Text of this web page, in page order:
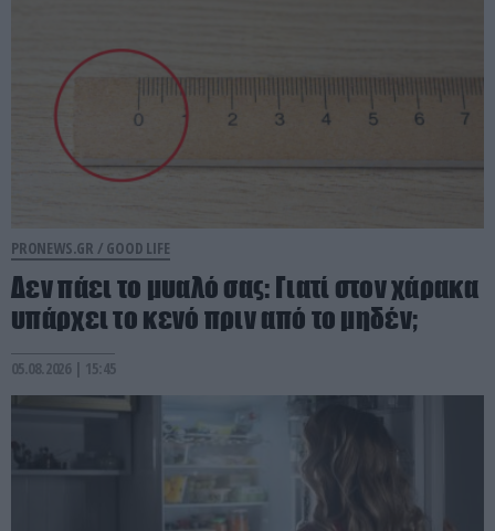
PRONEWS.GR / GOOD LIFE
Δεν πάει το μυαλό σας: Γιατί στον χάρακα
υπάρχει το κενό πριν από το μηδέν;
05.08.2026 | 15:45